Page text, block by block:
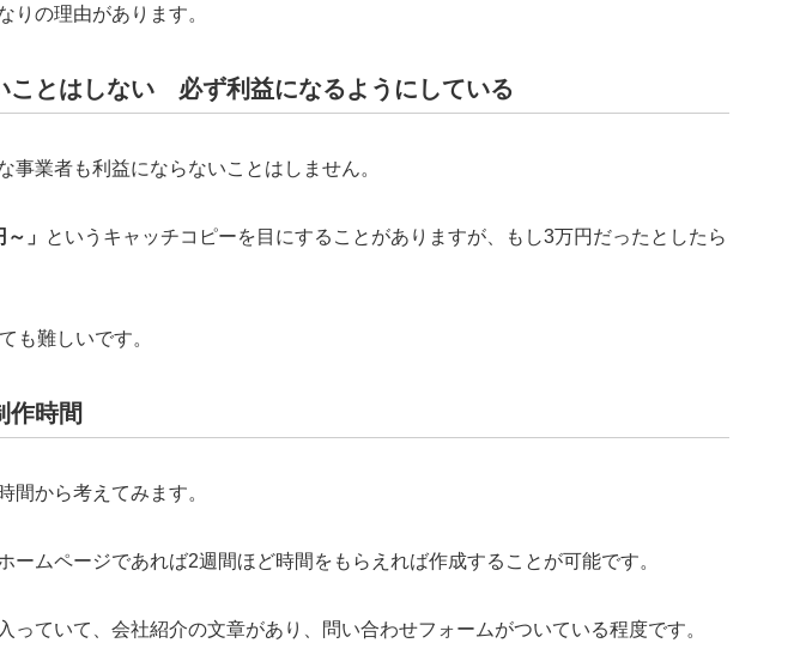
りの理由があります。
ことはしない 必ず利益になるようにしている
事業者も利益にならないことはしません。
」
というキャッチコピーを目にすることがありますが、もし3万円だったとしたら
も難しいです。
作時間
間から考えてみます。
ームページであれば2週間ほど時間をもらえれば作成することが可能です。
っていて、会社紹介の文章があり、問い合わせフォームがついている程度です。